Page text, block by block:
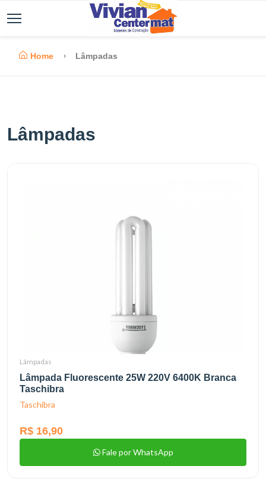
Home Lâmpadas
Lâmpadas
Lâmpadas
Lâmpada Fluorescente 25W 220V 6400K Branca
Taschibra
Taschibra
R$ 16,90
Fale por WhatsApp